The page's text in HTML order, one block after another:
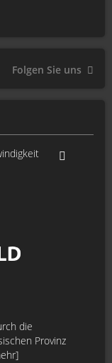
die
Provinz
Folgen Sie uns